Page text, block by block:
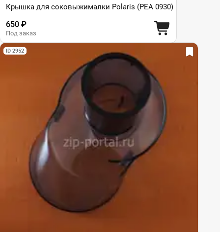
Крышка для соковыжималки Polaris (PEA 0930)
650 ₽
Под заказ
ID 2952